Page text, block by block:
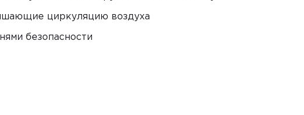
циркуляцию воздуха
безопасности